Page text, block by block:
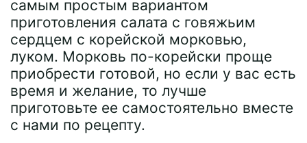
самым простым вариантом
приготовления салата с говяжьим
сердцем с корейской морковью,
луком. Морковь по-корейски проще
приобрести готовой, но если у вас есть
время и желание, то лучше
приготовьте ее самостоятельно вместе
с нами по рецепту.